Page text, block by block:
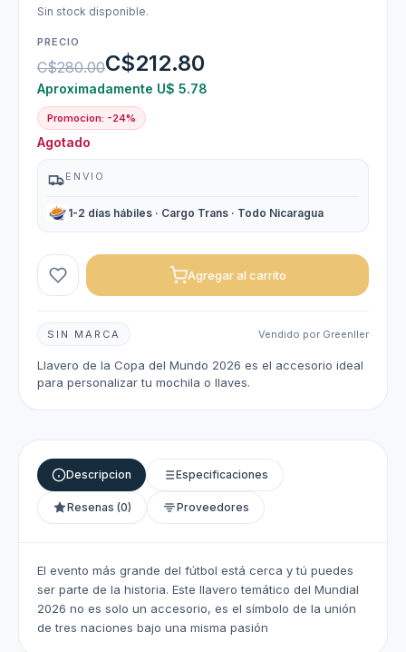
SIN MARCA Vendido por Greenller
Llavero de la Copa del Mundo 2026 es el accesorio ideal
para personalizar tu mochila o llaves.
PRECIO
C$280.00C$212.80
Aproximadamente U$ 5.78
Promocion: -24%
Agotado
ENVIO
1-2 días hábiles · Cargo Trans · Todo Nicaragua
Sin stock disponible.
Agregar al carrito
Descripcion Especificaciones
Resenas (0) Proveedores
El evento más grande del fútbol está cerca y tú puedes
ser parte de la historia. Este llavero temático del Mundial
2026 no es solo un accesorio, es el símbolo de la unión
de tres naciones bajo una misma pasión